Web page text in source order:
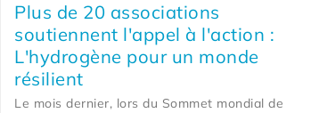
Plus de 20 associations
soutiennent l'appel à l'action :
L'hydrogène pour un monde
résilient
Le mois dernier, lors du Sommet mondial de